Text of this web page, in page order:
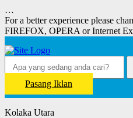
…
For a better experience please
FIREFOX, OPERA or Internet
Pasang Iklan
Kolaka Utara